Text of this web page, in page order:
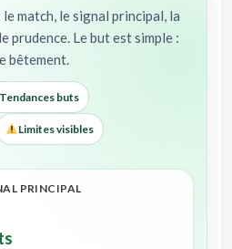
le match, le signal principal, la
prudence. Le but est simple :
bêtement.
Tendances buts
Limites visibles
PRINCIPAL